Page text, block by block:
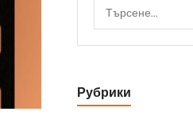
Рубрики